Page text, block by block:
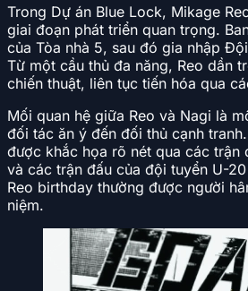
Trong Dự án Blue Lock, Mikage
giai đoạn phát triển quan trọng.
của Tòa nhà 5, sau đó gia nhập
Từ một cầu thủ đa năng, Reo dần
chiến thuật, liên tục tiến hóa qua
Mối quan hệ giữa Reo và Nagi là
đối tác ăn ý đến đối thủ cạnh
được khắc họa rõ nét qua các trận
và các trận đấu của đội tuyển U-20
Reo birthday thường được người
niệm.